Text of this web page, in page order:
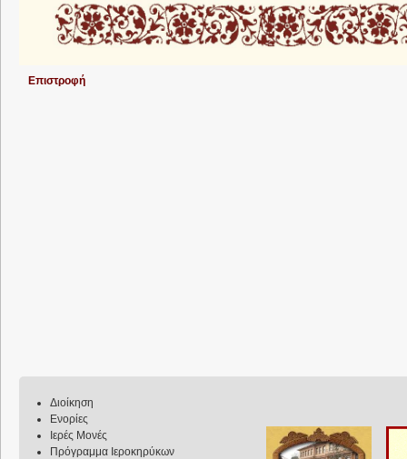
Επιστροφή
Διοίκηση
Ενορίες
Ιερές Μονές
Πρόγραμμα Ιεροκηρύκων